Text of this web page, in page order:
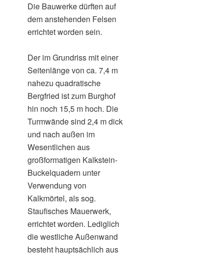
Die Bauwerke dürften auf
dem anstehenden Felsen
errichtet worden sein.
Der im Grundriss mit einer
Seitenlänge von ca. 7,4 m
nahezu quadratische
Bergfried ist zum Burghof
hin noch 15,5 m hoch. Die
Turmwände sind 2,4 m dick
und nach außen im
Wesentlichen aus
großformatigen Kalkstein-
Buckelquadern unter
Verwendung von
Kalkmörtel, als sog.
Staufisches Mauerwerk,
errichtet worden. Lediglich
die westliche Außenwand
besteht hauptsächlich aus